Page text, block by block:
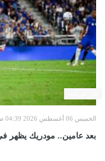
الخميس 06 أغسطس 2026 04:39 صباحاً
بعد عامين.. مودريك يظهر